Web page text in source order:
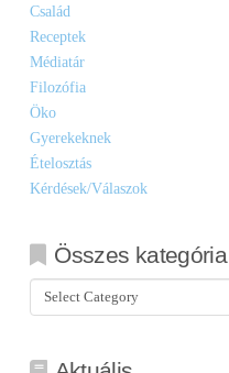
Család
Receptek
Médiatár
Filozófia
Öko
Gyerekeknek
Ételosztás
Kérdések/Válaszok
Összes kategória
Összes
kategória